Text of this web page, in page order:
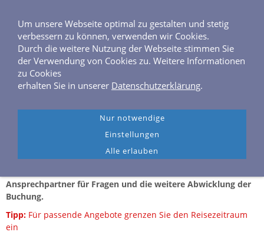
Navigation einblenden
Reisekombinationen mit AIDAstella und Hotel
Alle Buchungen über diese Seite werden von unserem
Ansprechpartner für Fragen und die weitere Abwicklung der
Buchung.
Tipp: Für passende Angebote grenzen Sie den Reisezeitraum
ein
Um unsere Webseite optimal zu gestalten und stetig
verbessern zu können, verwenden wir Cookies.
Durch die weitere Nutzung der Webseite stimmen Sie
der Verwendung von Cookies zu. Weitere Informationen
zu Cookies
erhalten Sie in unserer Datenschutzerklärung.
Nur notwendige
Einstellungen
Alle erlauben